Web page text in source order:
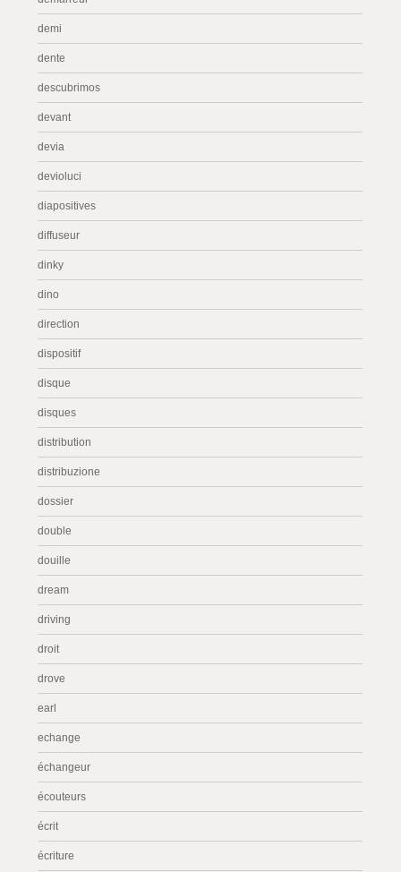
demi
dente
descubrimos
devant
devia
devioluci
diapositives
diffuseur
dinky
dino
direction
dispositif
disque
disques
distribution
distribuzione
dossier
double
douille
dream
driving
droit
drove
earl
echange
échangeur
écouteurs
écrit
écriture